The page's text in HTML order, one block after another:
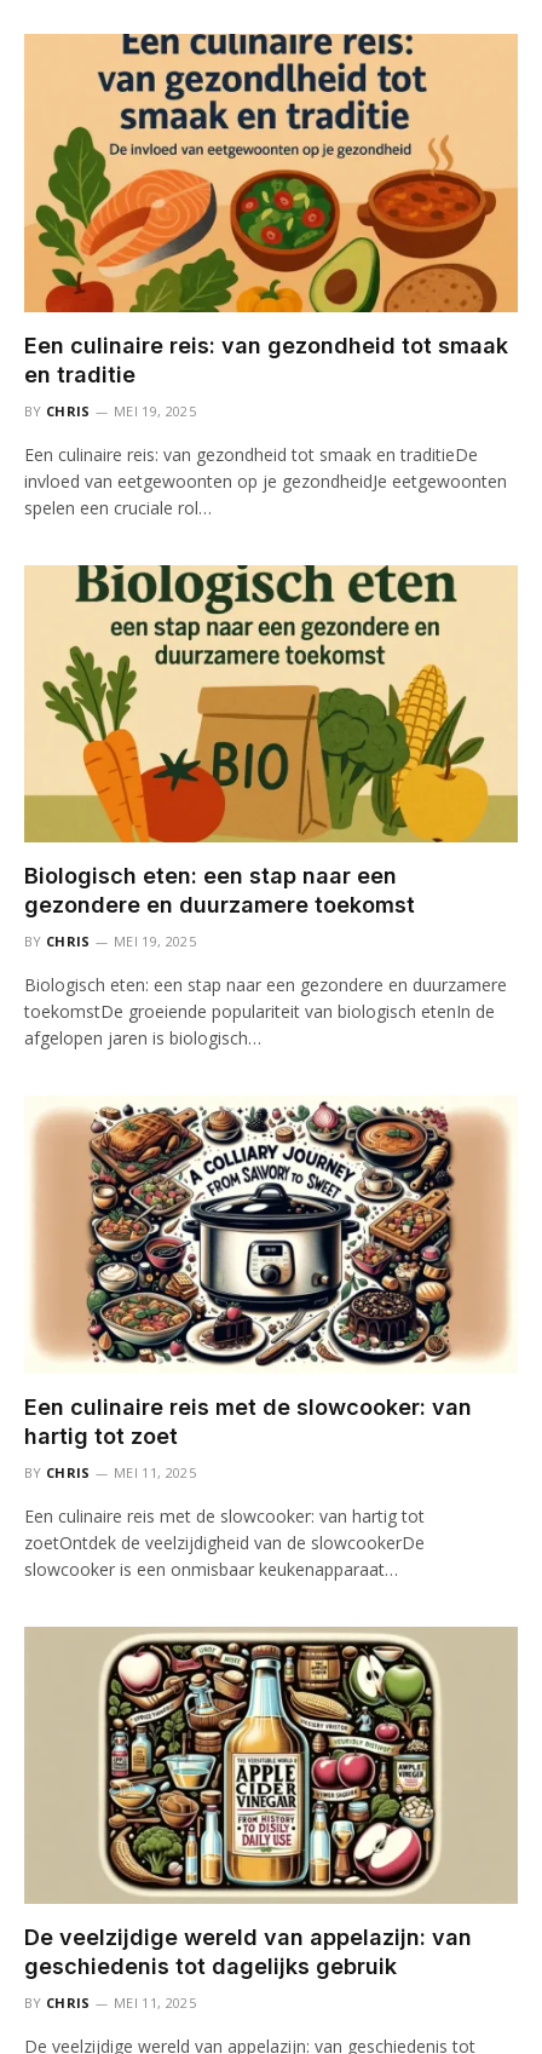
Een culinaire reis: van gezondheid tot smaak
en traditie
BY CHRIS MEI 19, 2025
Een culinaire reis: van gezondheid tot smaak en traditieDe
invloed van eetgewoonten op je gezondheidJe eetgewoonten
spelen een cruciale rol…
Biologisch eten: een stap naar een
gezondere en duurzamere toekomst
BY CHRIS MEI 19, 2025
Biologisch eten: een stap naar een gezondere en duurzamere
toekomstDe groeiende populariteit van biologisch etenIn de
afgelopen jaren is biologisch…
Een culinaire reis met de slowcooker: van
hartig tot zoet
BY CHRIS MEI 11, 2025
Een culinaire reis met de slowcooker: van hartig tot
zoetOntdek de veelzijdigheid van de slowcookerDe
slowcooker is een onmisbaar keukenapparaat…
De veelzijdige wereld van appelazijn: van
geschiedenis tot dagelijks gebruik
BY CHRIS MEI 11, 2025
De veelzijdige wereld van appelazijn: van geschiedenis tot